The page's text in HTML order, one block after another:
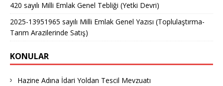
420 sayılı Milli Emlak Genel Tebliği (Yetki Devri)
2025-13951965 sayılı Milli Emlak Genel Yazısı (Toplulaştırma-
Tarım Arazilerinde Satış)
KONULAR
Hazine Adına İdari Yoldan Tescil Mevzuatı